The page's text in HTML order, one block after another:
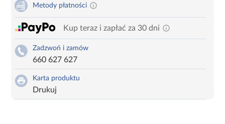
Metody płatności
Kup teraz i zapłać za 30 dni
Zadzwoń i zamów
660 627 627
Karta produktu
Drukuj